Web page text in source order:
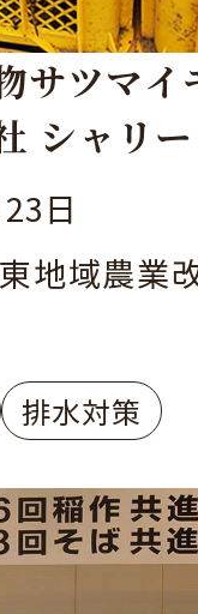
サツマ
シャリー
日
地域農業
排水対策